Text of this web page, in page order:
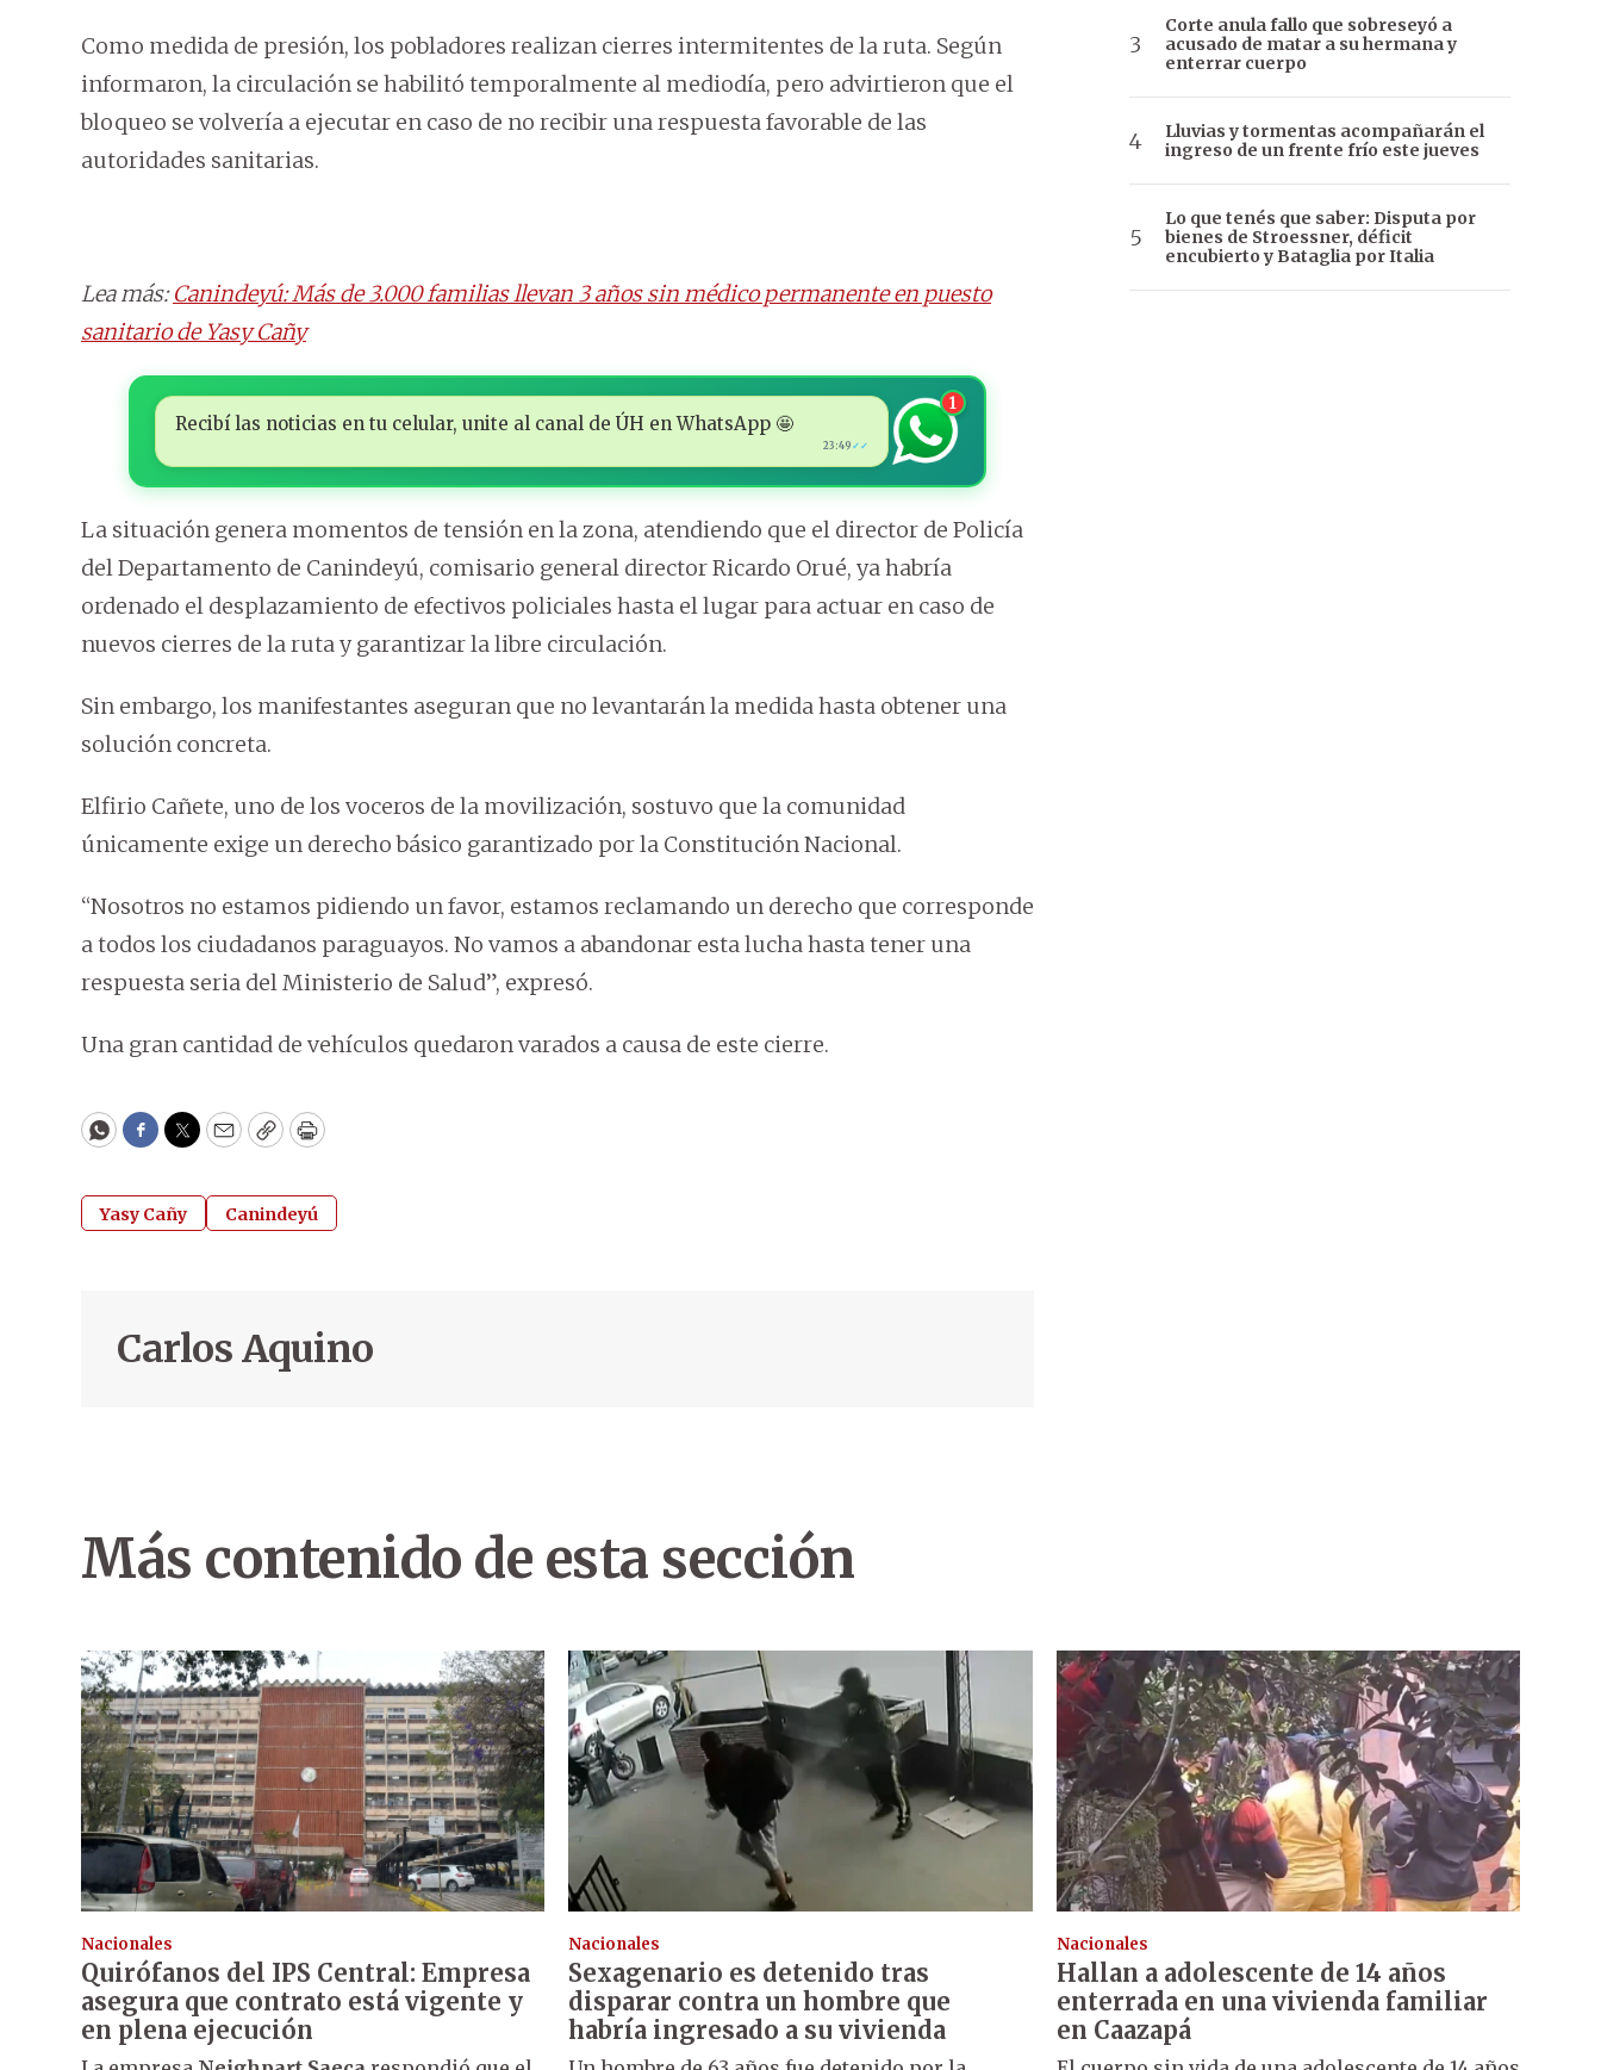
Como medida de presión, los pobladores realizan cierres intermitentes de la ruta. Según
informaron, la circulación se habilitó temporalmente al mediodía, pero advirtieron que el
bloqueo se volvería a ejecutar en caso de no recibir una respuesta favorable de las
autoridades sanitarias.
Lea más:Canindeyú: Más de 3.000 familias llevan 3 años sin médico permanente en puesto
sanitario de Yasy Cañy
Recibí las noticias en tu celular, unite al canal de ÚH en WhatsApp 🤩
23:49 ✓✓
1
La situación genera momentos de tensión en la zona, atendiendo que el director de Policía
del Departamento de Canindeyú, comisario general director Ricardo Orué, ya habría
ordenado el desplazamiento de efectivos policiales hasta el lugar para actuar en caso de
nuevos cierres de la ruta y garantizar la libre circulación.
Sin embargo, los manifestantes aseguran que no levantarán la medida hasta obtener una
solución concreta.
Elfirio Cañete, uno de los voceros de la movilización, sostuvo que la comunidad
únicamente exige un derecho básico garantizado por la Constitución Nacional.
“Nosotros no estamos pidiendo un favor, estamos reclamando un derecho que corresponde
a todos los ciudadanos paraguayos. No vamos a abandonar esta lucha hasta tener una
respuesta seria del Ministerio de Salud”, expresó.
Una gran cantidad de vehículos quedaron varados a causa de este cierre.
WhatsApp
Facebook
Twitter
EmailCopyPrint
Yasy Cañy Canindeyú
Carlos Aquino
Corte anula fallo que sobreseyó a
acusado de matar a su hermana y
enterrar cuerpo
Lluvias y tormentas acompañarán el
ingreso de un frente frío este jueves
Lo que tenés que saber: Disputa por
bienes de Stroessner, déficit
encubierto y Bataglia por Italia
Más contenido de esta sección
Nacionales
Quirófanos del IPS Central: Empresa
asegura que contrato está vigente y
en plena ejecución
Nacionales
Sexagenario es detenido tras
disparar contra un hombre que
habría ingresado a su vivienda
Nacionales
Hallan a adolescente de 14 años
enterrada en una vivienda familiar
en Caazapá